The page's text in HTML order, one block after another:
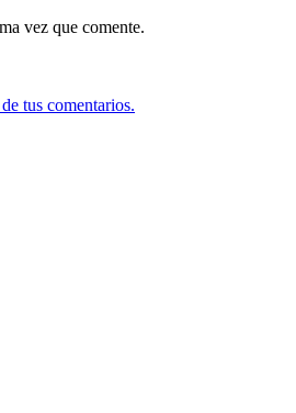
vez que comente.
tus comentarios.